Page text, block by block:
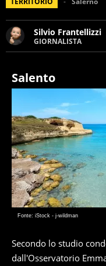
Silvio Frantellizzi
GIORNALISTA
Giornalista
cronaca, motori,
Salento
Fonte: iStock - j-wildman
Secondo lo studio
dall'Osservatorio